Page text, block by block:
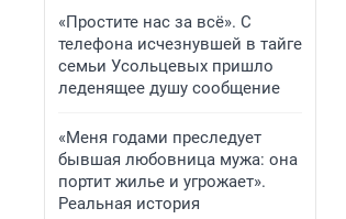
«Простите нас за всё». С
телефона исчезнувшей в тайге
семьи Усольцевых пришло
леденящее душу сообщение
«Меня годами преследует
бывшая любовница мужа: она
портит жилье и угрожает».
Реальная история